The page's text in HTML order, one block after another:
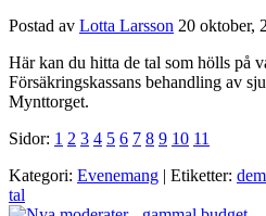
Postad av Lotta Larsson 20 oktober,
Här kan du hitta de tal som hölls på
Försäkringskassans behandling av
Mynttorget.
Sidor: 1 2 3 4 5 6 7 8 9 10 11
Kategori: Evenemang | Etiketter:
tal